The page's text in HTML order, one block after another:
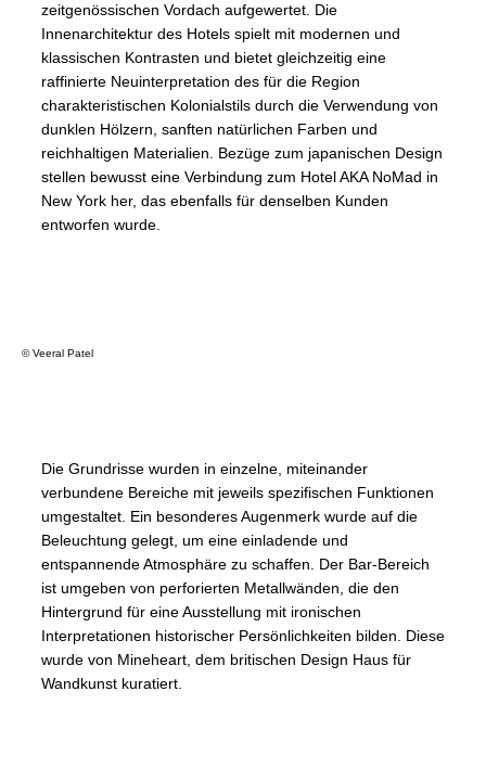
zeitgenössischen Vordach aufgewertet. Die
Innenarchitektur des Hotels spielt mit modernen und
klassischen Kontrasten und bietet gleichzeitig eine
raffinierte Neuinterpretation des für die Region
charakteristischen Kolonialstils durch die Verwendung von
dunklen Hölzern, sanften natürlichen Farben und
reichhaltigen Materialien. Bezüge zum japanischen Design
stellen bewusst eine Verbindung zum Hotel AKA NoMad in
New York her, das ebenfalls für denselben Kunden
entworfen wurde.
© Veeral Patel
Die Grundrisse wurden in einzelne, miteinander
verbundene Bereiche mit jeweils spezifischen Funktionen
umgestaltet. Ein besonderes Augenmerk wurde auf die
Beleuchtung gelegt, um eine einladende und
entspannende Atmosphäre zu schaffen. Der Bar-Bereich
ist umgeben von perforierten Metallwänden, die den
Hintergrund für eine Ausstellung mit ironischen
Interpretationen historischer Persönlichkeiten bilden. Diese
wurde von Mineheart, dem britischen Design Haus für
Wandkunst kuratiert.